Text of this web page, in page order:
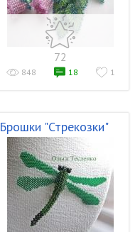
72
848 18 1
Брошки "Стрекозки"